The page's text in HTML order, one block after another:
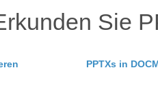
Sie
PPTXs in